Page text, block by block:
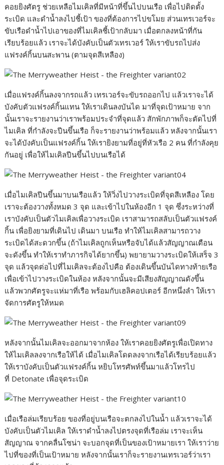
คอยยิงศัตรู ช่วยเหลือไมเคิลที่มีหน้าที่ขึ้นไปบนเรือ เพื่อไปติดตั้ง
ระเบิด และดำน้ำลงไปชี้เป้า ของที่ต้องการไปขโมย ส่วนเทรเวอร์จะ
ขับเรือดำน้ำไปเอาของที่ไมเคิลชี้เป้ากลับมา เมื่อตกลงหน้าที่กัน
เรียบร้อยแล้ว เราจะได้บังคับเป็นตัวเทรเวอร์ ให้เราขับรถไปส่ง
แฟรงค์กิ้นบนสะพาน (ตามจุดสีเหลือง)
เมื่อแฟรงค์กิ้นลงจากรถแล้ว เทรเวอร์จะขับรถออกไป แล้วเราจะได้
บังคับตัวแฟรงค์กิ้นแทน ให้เราเดินลงบันได มาที่จุดเป้าหมาย จาก
นั้นเราจะรายงานว่าเราพร้อมประจำที่จุดแล้ว สักพักภาพก็จะตัดไปที่
ไมเคิล ที่กำลังจะปีนขึ้นเรือ ก็จะรายงานว่าพร้อมแล้ว หลังจากนั้นเรา
จะได้บังคับเป็นแฟรงค์กิ้น ให้เรายิงยามที่อยู่ที่หัวเรือ 2 คน ที่กำลังคุย
กันอยู่ เพื่อให้ไมเคิลปีนขึ้นไปบนเรือได้
เมื่อไมเคิลปีนขึ้นมาบนเรือแล้ว ให้วิ่งไปวางระเบิดที่จุดสีเหลือง โดย
เราจะต้องวางทั้งหมด 3 จุด และเข้าไปในห้องอีก 1 จุด ซึ่งระหว่างที่
เราบังคับเป็นตัวไมเคิลเพื่อวางระเบิด เราสามารถสลับเป็นตัวแฟรงค์
กิ้น เพื่อยิงยามที่เดินไป เดินมา บนเรือ ทำให้ไมเคิลสามารถวาง
ระเบิดได้สะดวกขึ้น (ถ้าไมเคิลถูกเห็นหรือจับได้แล้วสัญญาณเตือน
จะดังขึ้น ทำให้เราทำภารกิจได้ยากขึ้น) พยายามวางระเบิดให้เสร็จ 3
จุด แล้วจุดต่อไปที่ไมเคิลจะต้องไปคือ ต้องเดินขึ้นบันไดทางท้ายเรือ
เพื่อเข้าไปวางระเบิดในห้อง หลังจากนั้นจะมีเสียงสัญญาณดังขึ้น
แล้วพวกศัตรูจะแห่มาที่เรือ พร้อมกับเฮลิคอปเตอร์ อีกหนึ่งลำ ให้เรา
จัดการศัตรูให้หมด
หลังจากนั้นไมเคิลจะออกมาจากห้อง ให้เราคอยยิงศัตรูเพื่อเปิดทาง
ให้ไมเคิลลงจากเรือให้ได้ เมื่อไมเคิลโดดลงจากเรือได้เรียบร้อยแล้ว
ให้เราบังคับเป็นตัวแฟรงค์กิ้น หยิบโทรศัพท์ขึ้นมาแล้วโทรไป
ที่ Detonate เพื่อจุดระเบิด
เมื่อเรือล่มเรียบร้อย ของที่อยู่บนเรือจะตกลงไปในน้ำ แล้วเราจะได้
บังคับเป็นตัวไมเคิล ให้เราดำน้ำลงไปตรงจุดที่เรือล่ม เราจะเห็น
สัญญาณ จากคลื่นโซน่า จะบอกจุดที่เป็นของเป้าหมายเรา ให้เราว่าย
ไปที่ของที่เป็นเป้าหมาย หลังจากนั้นเราก็จะรายงานเทรเวอร์ว่าเรา